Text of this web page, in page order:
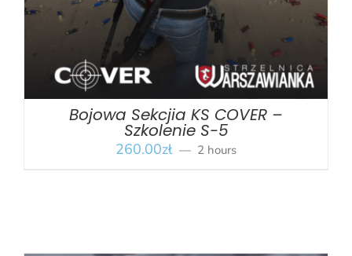
Bojowa Sekcjia KS COVER –
Szkolenie S-5
260.00zł 2 hours